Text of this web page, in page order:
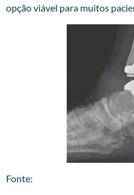
opção viável para muitos
​Fonte: